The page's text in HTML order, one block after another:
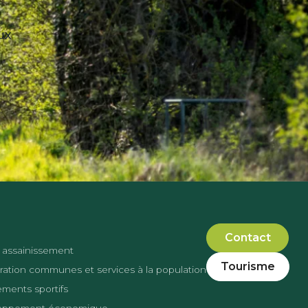
communes et services à la population
sportifs
Contact
Tourisme